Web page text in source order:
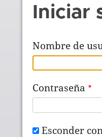
Iniciar
Nombre de
Contraseña
Esconder